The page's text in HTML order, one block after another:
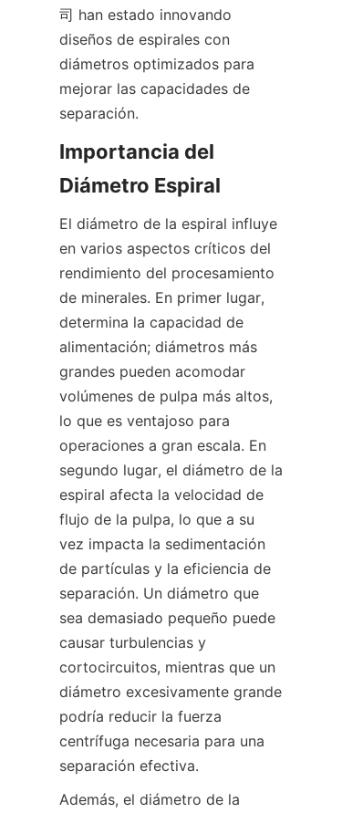
司 han estado innovando
diseños de espirales con
diámetros optimizados para
mejorar las capacidades de
separación.
Importancia del
Diámetro Espiral
El diámetro de la espiral influye
en varios aspectos críticos del
rendimiento del procesamiento
de minerales. En primer lugar,
determina la capacidad de
alimentación; diámetros más
grandes pueden acomodar
volúmenes de pulpa más altos,
lo que es ventajoso para
operaciones a gran escala. En
segundo lugar, el diámetro de la
espiral afecta la velocidad de
flujo de la pulpa, lo que a su
vez impacta la sedimentación
de partículas y la eficiencia de
separación. Un diámetro que
sea demasiado pequeño puede
causar turbulencias y
cortocircuitos, mientras que un
diámetro excesivamente grande
podría reducir la fuerza
centrífuga necesaria para una
separación efectiva.
Además, el diámetro de la